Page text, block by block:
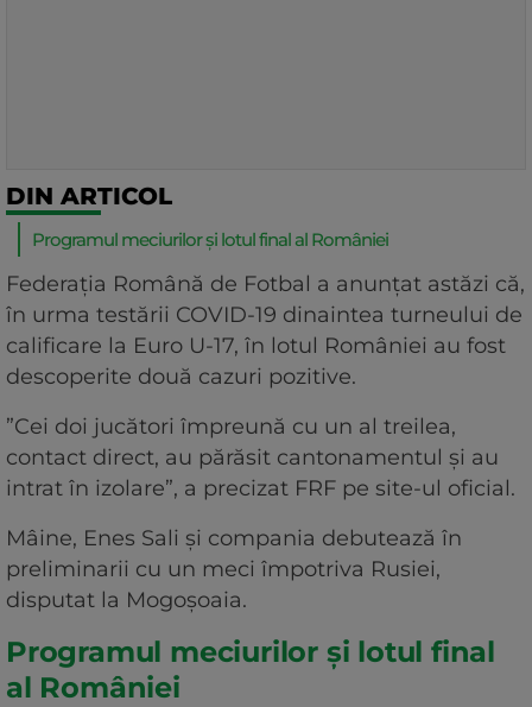
DIN ARTICOL
Programul meciurilor și lotul final al României
Federația Română de Fotbal a anunțat astăzi că,
în urma testării COVID-19 dinaintea turneului de
calificare la Euro U-17, în lotul României au fost
descoperite două cazuri pozitive.
”Cei doi jucători împreună cu un al treilea,
contact direct, au părăsit cantonamentul și au
intrat în izolare”, a precizat FRF pe site-ul oficial.
Mâine, Enes Sali și compania debutează în
preliminarii cu un meci împotriva Rusiei,
disputat la Mogoșoaia.
Programul meciurilor și lotul final
al României